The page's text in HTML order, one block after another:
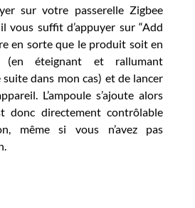
sur votre passerelle Zigbee
vous suffit d’appuyer sur “Add
en sorte que le produit soit en
(en éteignant et rallumant
suite dans mon cas) et de lancer
L’ampoule s’ajoute alors
donc directement contrôlable
même si vous n’avez pas